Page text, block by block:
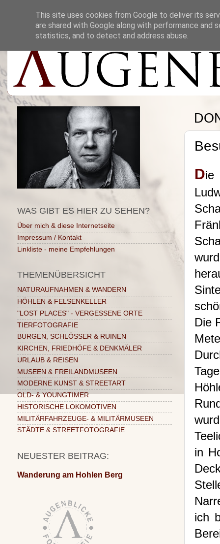
D
Die
in
ich
WAS GIBT ES HIER ZU SEHEN?
Über mich & diese Internetseite
Impressum / Kontakt
Linkliste - meine Empfehlungen
THEMENÜBERSICHT
NATURAUFNAHMEN & WANDERN
HÖHLEN & FELSENKELLER
"LOST PLACES" - VERGESSENE ORTE
TIERFOTOGRAFIE
BURGEN, SCHLÖSSER & RUINEN
KIRCHEN, FRIEDHÖFE & DENKMÄLER
URLAUB & REISEN
MUSEEN & FREILANDMUSEEN
MODERNE KUNST & STREETART
OLD- & YOUNGTIMER
HISTORISCHE LOKOMOTIVEN
MILITÄRFAHRZEUGE- & MILITÄRMUSEEN
STÄDTE & STREETFOTOGRAFIE
NEUESTER BEITRAG:
Wanderung am Hohlen Berg
This site uses cookies from Google to deliver its
are shared with Google along with performance
statistics, and to detect and address abuse.